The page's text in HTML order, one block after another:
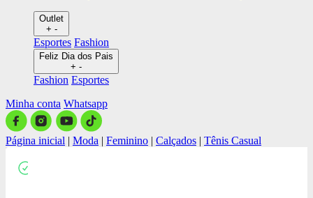
Outlet
+ -
Esportes Fashion
Feliz Dia dos Pais
+ -
Fashion Esportes
Minha conta Whatsapp
Página inicial | Moda | Feminino | Calçados | Tênis Casual